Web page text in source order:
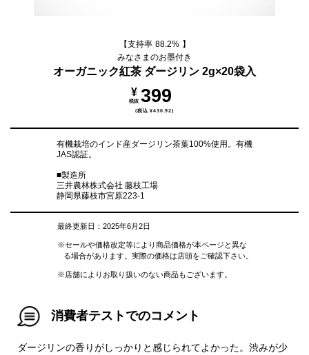
【支持率 88.2% 】
みなさまのお墨付き
オーガニック紅茶 ダージリン 2g×20袋入
¥
税抜 399
税込 ¥430.92
有機栽培のインド産ダージリン茶葉100%使用。有機
JAS認証。
■製造所
三井農林株式会社 藤枝工場
静岡県藤枝市宮原223-1
最終更新日：2025年6月2日
※セールや価格改定等により商品価格が本ページと異な
る場合があります。実際の価格は店頭をご確認下さい。
※店舗によりお取り扱いのない商品もございます。
消費者テストでのコメント
ダージリンの香りがしっかりと感じられてよかった。渋みが少